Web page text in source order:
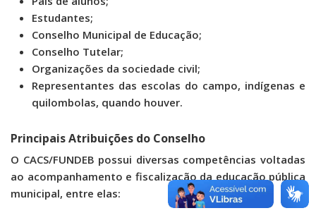
Estudantes;
Conselho Municipal de Educação;
Conselho Tutelar;
Organizações da sociedade civil;
Representantes das escolas do campo, indígenas e
quilombolas, quando houver.
Principais Atribuições do Conselho
O CACS/FUNDEB possui diversas competências voltadas
ao acompanhamento e fiscalização da educação pública
municipal, entre elas: